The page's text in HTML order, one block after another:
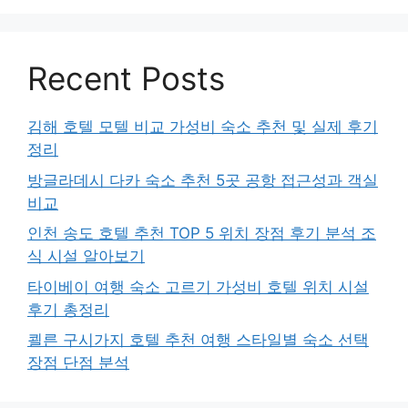
Recent Posts
김해 호텔 모텔 비교 가성비 숙소 추천 및 실제 후기
정리
방글라데시 다카 숙소 추천 5곳 공항 접근성과 객실
비교
인천 송도 호텔 추천 TOP 5 위치 장점 후기 분석 조
식 시설 알아보기
타이베이 여행 숙소 고르기 가성비 호텔 위치 시설
후기 총정리
쾰른 구시가지 호텔 추천 여행 스타일별 숙소 선택
장점 단점 분석